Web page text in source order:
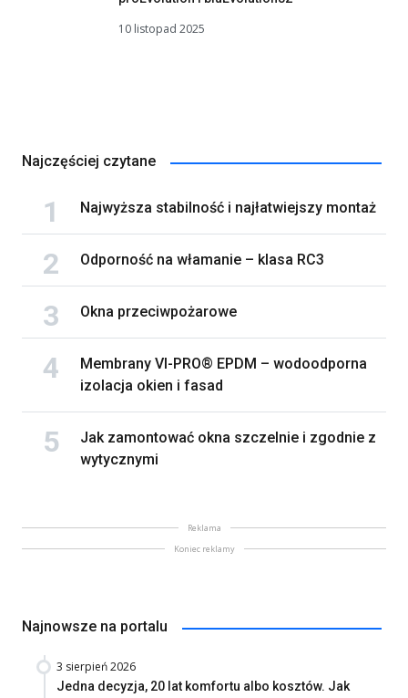
10 listopad 2025
Najczęściej czytane
Najwyższa stabilność i najłatwiejszy montaż
Odporność na włamanie – klasa RC3
Okna przeciwpożarowe
Membrany VI-PRO® EPDM – wodoodporna
izolacja okien i fasad
Jak zamontować okna szczelnie i zgodnie z
wytycznymi
Reklama
Koniec reklamy
Najnowsze na portalu
3 sierpień 2026
Jedna decyzja, 20 lat komfortu albo kosztów. Jak